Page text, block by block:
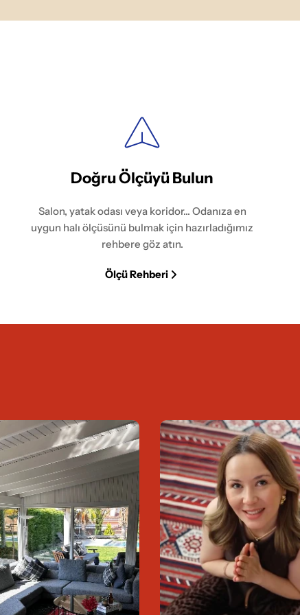
Doğru Ölçüyü Bulun
Salon, yatak odası veya koridor... Odanıza en
uygun halı ölçüsünü bulmak için hazırladığımız
rehbere göz atın.
Ölçü Rehberi